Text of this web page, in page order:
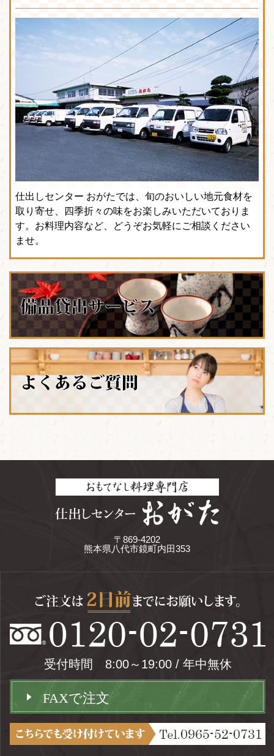
仕出しセンター おがたでは、旬のおいしい地元食材を
取り寄せ、四季折々の味をお楽しみいただいておりま
す。お料理内容など、どうぞお気軽にご相談ください
ませ。
〒869-4202
熊本県八代市鏡町内田353
受付時間 8:00～19:00 / 年中無休
FAXで注文